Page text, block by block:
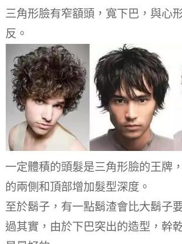
三角形臉有窄額頭，寬下巴，與心
反。
一定體積的頭髮是三角形臉的王牌
的兩側和頂部增加髮型深度。
至於鬍子，有一點鬍渣會比大鬍子
過其實，由於下巴突出的造型，幹